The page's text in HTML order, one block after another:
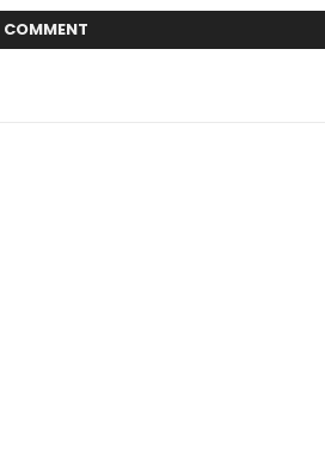
COMMENT